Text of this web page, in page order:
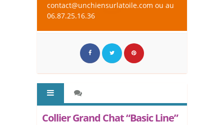
contact@unchiensurlatoile.com ou au
06.87.25.16.36
Collier Grand Chat “Basic Line”